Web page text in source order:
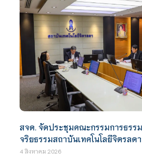
สจด. จัดประชุมคณะกรรมการธรร
จริยธรรมสถาบันเทคโนโลยีจิตรลดา
4 สิงหาคม 2026